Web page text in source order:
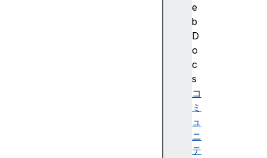
e
b
D
o
c
s
コ
ミ
ュ
ニ
テ